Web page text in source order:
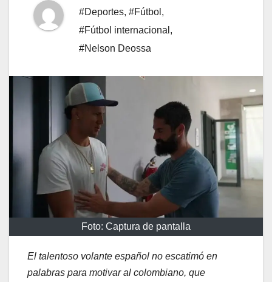
#Deportes, #Fútbol ,
#Fútbol internacional ,
#Nelson Deossa
Foto: Captura de pantalla
El talentoso volante español no escatimó en
palabras para motivar al colombiano, que